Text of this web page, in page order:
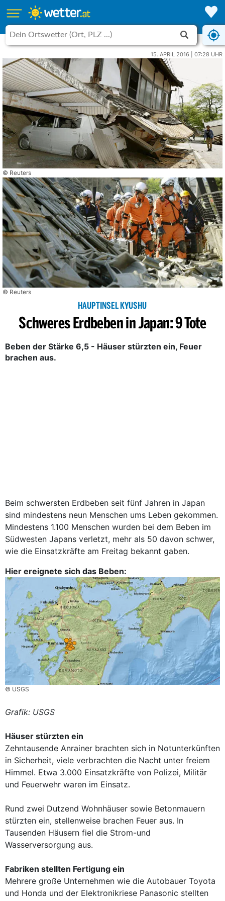
15. APRIL 2016 | 07:28 UHR
© Reuters
© Reuters
HAUPTINSEL KYUSHU
Schweres Erdbeben in Japan: 9 Tote
Beben der Stärke 6,5 - Häuser stürzten ein, Feuer
brachen aus.
Beim schwersten Erdbeben seit fünf Jahren in Japan
sind mindestens neun Menschen ums Leben gekommen.
Mindestens 1.100 Menschen wurden bei dem Beben im
Südwesten Japans verletzt, mehr als 50 davon schwer,
wie die Einsatzkräfte am Freitag bekannt gaben.
Hier ereignete sich das Beben:
© USGS
Grafik: USGS
Häuser stürzten ein
Zehntausende Anrainer brachten sich in Notunterkünften
in Sicherheit, viele verbrachten die Nacht unter freiem
Himmel. Etwa 3.000 Einsatzkräfte von Polizei, Militär
und Feuerwehr waren im Einsatz.
Rund zwei Dutzend Wohnhäuser sowie Betonmauern
stürzten ein, stellenweise brachen Feuer aus. In
Tausenden Häusern fiel die Strom-und
Wasserversorgung aus.
Fabriken stellten Fertigung ein
Mehrere große Unternehmen wie die Autobauer Toyota
und Honda und der Elektronikriese Panasonic stellten